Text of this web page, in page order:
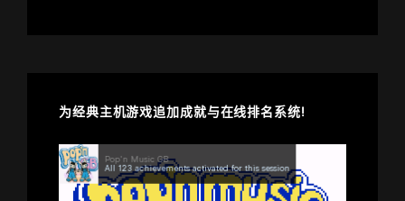
为经典主机游戏追加成就与在线排名系统!